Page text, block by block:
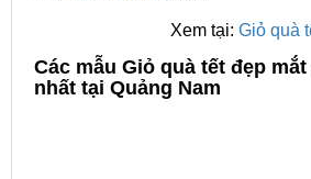
Xem tại: Giỏ quà
Các mẫu Giỏ quà tết đẹp
nhất tại Quảng Nam